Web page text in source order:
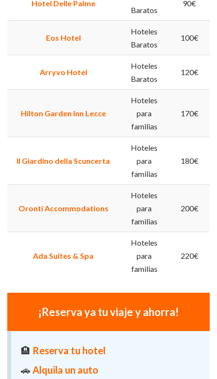
Hotel Delle Palme
Baratos
90€
Eos Hotel
Hoteles
Baratos
100€
Arryvo Hotel
Hoteles
Baratos
120€
Hilton Garden Inn Lecce
Hoteles
para
familias
170€
Il Giardino della Scuncerta
Hoteles
para
familias
180€
Oronti Accommodations
Hoteles
para
familias
200€
Ada Suites & Spa
Hoteles
para
familias
220€
¡Reserva ya tu viaje y ahorra!
🏨 Reserva tu hotel
🚗 Alquila un auto